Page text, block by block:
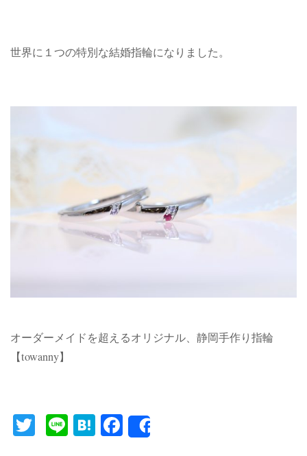
世界に１つの特別な結婚指輪になりました。
オーダーメイドを超えるオリジナル、静岡手作り指輪
【towanny】
Twitter
LineHatenaFacebook